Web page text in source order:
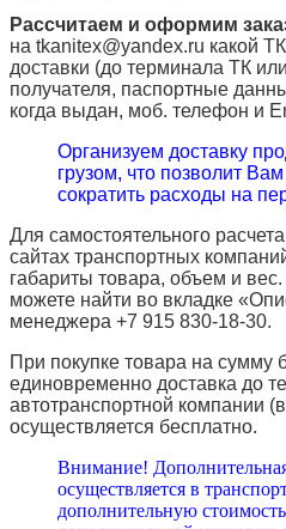
Рассчитаем и оформим
на tkanitex@yandex.ru какой
доставки (до терминала ТК
получателя, паспортные
когда выдан, моб. телефон и
Организуем доставку
грузом, что позволит
сократить расходы на
Для самостоятельного
сайтах транспортных
габариты товара, объем и
можете найти во вкладке
менеджера +7 915 830-18-30.
При покупке товара на сумму
единовременно доставка до
автотранспортной компании
осуществляется бесплатно.
Внимание!
осуществляется в
дополнительную